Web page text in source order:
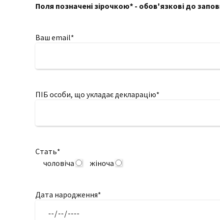
Поля позначені зірочкою* - обов'язкові до
Ваш email*
ПІБ особи, що укладає декларацію*
Стать*
чоловіча
жіноча
Дата народження*